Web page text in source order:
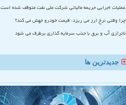
عملیات اجرایی جریمه مالیاتی شرکت ملی نفت متوقف شده است
چرا وقتی نرخ ارز می ریزد، قیمت خودرو جهش می کند؟
ناترازی آب و برق با جذب سرمایه گذاری برطرف می شود
جدیدترین ها